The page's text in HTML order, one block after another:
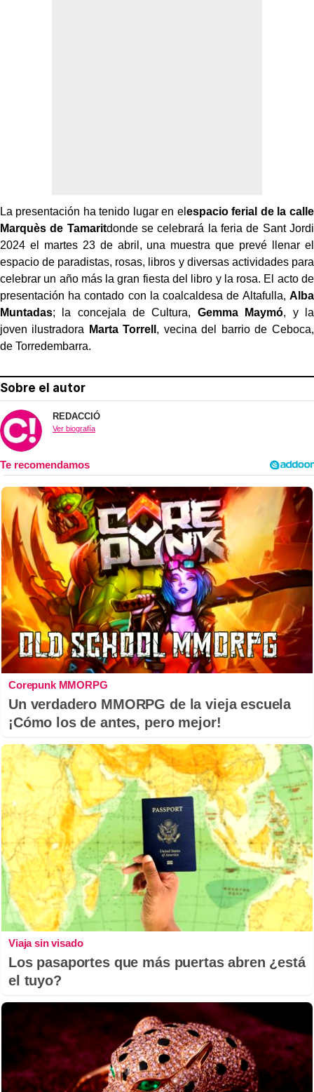
La presentación ha tenido lugar en el espacio ferial de la calle
Marquès de Tamaritdonde se celebrará la feria de Sant Jordi
2024 el martes 23 de abril, una muestra que prevé llenar el
espacio de paradistas, rosas, libros y diversas actividades para
celebrar un año más la gran fiesta del libro y la rosa. El acto de
presentación ha contado con la coalcaldesa de Altafulla, Alba
Muntadas; la concejala de Cultura, Gemma Maymó, y la
joven ilustradora
Marta Torrell , vecina del barrio de Ceboca,
de Torredembarra.
Sobre el autor
REDACCIÓ
Ver biografía
Corepunk MMORPG
Un verdadero MMORPG de la vieja escuela
¡Cómo los de antes, pero mejor!
Viaja sin visado
Los pasaportes que más puertas abren ¿está
el tuyo?